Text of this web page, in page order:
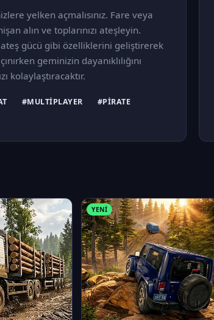
yelken açmalısınız. Fare veya
alın ve toplarınızı ateşleyin.
ateş gücü gibi özelliklerini geliştirerek
geminizin dayanıklılığını
kolaylaştıracaktır.
#MULTIPLAYER
#PIRATE
YENI